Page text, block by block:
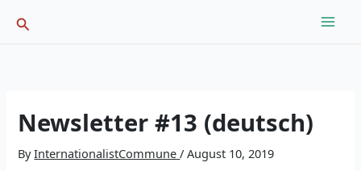
Search
Newsletter #13 (deutsch)
ByInternationalistCommune/August 10, 2019